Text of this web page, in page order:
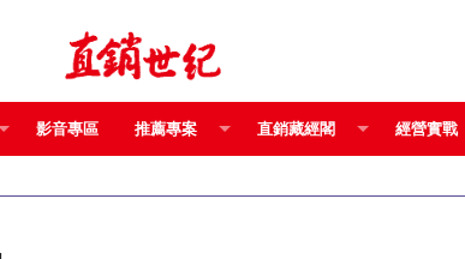
影音專區 推薦專案 直銷藏經閣 經營實戰